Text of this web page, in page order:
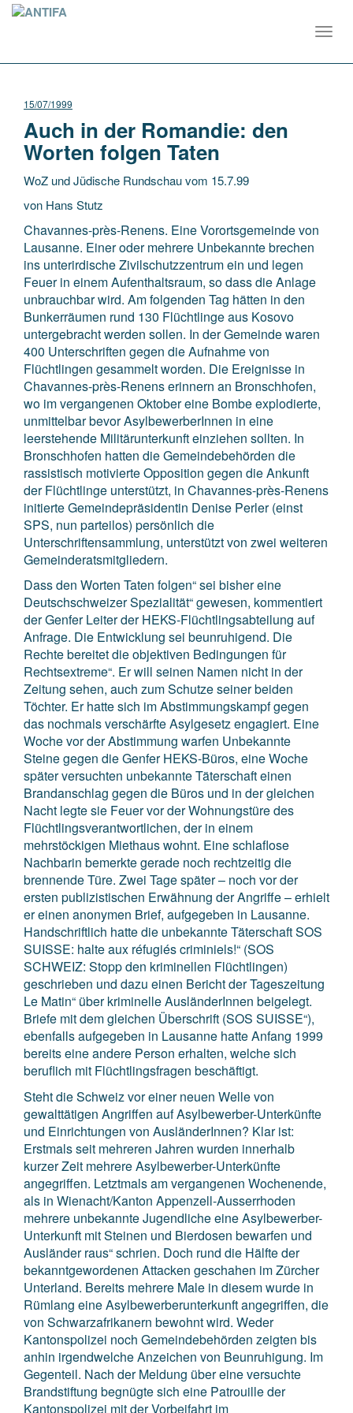
15/07/1999
Auch in der Romandie: den
Worten folgen Taten
WoZ und Jüdische Rundschau vom 15.7.99
von Hans Stutz
Chavannes-près-Renens. Eine Vorortsgemeinde von
Lausanne. Einer oder mehrere Unbekannte brechen
ins unterirdische Zivilschutzzentrum ein und legen
Feuer in einem Aufenthaltsraum, so dass die Anlage
unbrauchbar wird. Am folgenden Tag hätten in den
Bunkerräumen rund 130 Flüchtlinge aus Kosovo
untergebracht werden sollen. In der Gemeinde waren
400 Unterschriften gegen die Aufnahme von
Flüchtlingen gesammelt worden. Die Ereignisse in
Chavannes-près-Renens erinnern an Bronschhofen,
wo im vergangenen Oktober eine Bombe explodierte,
unmittelbar bevor AsylbewerberInnen in eine
leerstehende Militärunterkunft einziehen sollten. In
Bronschhofen hatten die Gemeindebehörden die
rassistisch motivierte Opposition gegen die Ankunft
der Flüchtlinge unterstützt, in Chavannes-près-Renens
initierte Gemeindepräsidentin Denise Perler (einst
SPS, nun parteilos) persönlich die
Unterschriftensammlung, unterstützt von zwei weiteren
Gemeinderatsmitgliedern.
Dass den Worten Taten folgen“ sei bisher eine
Deutschschweizer Spezialität“ gewesen, kommentiert
der Genfer Leiter der HEKS-Flüchtlingsabteilung auf
Anfrage. Die Entwicklung sei beunruhigend. Die
Rechte bereitet die objektiven Bedingungen für
Rechtsextreme“. Er will seinen Namen nicht in der
Zeitung sehen, auch zum Schutze seiner beiden
Töchter. Er hatte sich im Abstimmungskampf gegen
das nochmals verschärfte Asylgesetz engagiert. Eine
Woche vor der Abstimmung warfen Unbekannte
Steine gegen die Genfer HEKS-Büros, eine Woche
später versuchten unbekannte Täterschaft einen
Brandanschlag gegen die Büros und in der gleichen
Nacht legte sie Feuer vor der Wohnungstüre des
Flüchtlingsverantwortlichen, der in einem
mehrstöckigen Miethaus wohnt. Eine schlaflose
Nachbarin bemerkte gerade noch rechtzeitig die
brennende Türe. Zwei Tage später – noch vor der
ersten publizistischen Erwähnung der Angriffe – erhielt
er einen anonymen Brief, aufgegeben in Lausanne.
Handschriftlich hatte die unbekannte Täterschaft SOS
SUISSE: halte aux réfugiés criminiels!“ (SOS
SCHWEIZ: Stopp den kriminellen Flüchtlingen)
geschrieben und dazu einen Bericht der Tageszeitung
Le Matin“ über kriminelle AusländerInnen beigelegt.
Briefe mit dem gleichen Überschrift (SOS SUISSE“),
ebenfalls aufgegeben in Lausanne hatte Anfang 1999
bereits eine andere Person erhalten, welche sich
beruflich mit Flüchtlingsfragen beschäftigt.
Steht die Schweiz vor einer neuen Welle von
gewalttätigen Angriffen auf Asylbewerber-Unterkünfte
und Einrichtungen von AusländerInnen? Klar ist:
Erstmals seit mehreren Jahren wurden innerhalb
kurzer Zeit mehrere Asylbewerber-Unterkünfte
angegriffen. Letztmals am vergangenen Wochenende,
als in Wienacht/Kanton Appenzell-Ausserrhoden
mehrere unbekannte Jugendliche eine Asylbewerber-
Unterkunft mit Steinen und Bierdosen bewarfen und
Ausländer raus“ schrien. Doch rund die Hälfte der
bekanntgewordenen Attacken geschahen im Zürcher
Unterland. Bereits mehrere Male in diesem wurde in
Rümlang eine Asylbewerberunterkunft angegriffen, die
von Schwarzafrikanern bewohnt wird. Weder
Kantonspolizei noch Gemeindebehörden zeigten bis
anhin irgendwelche Anzeichen von Beunruhigung. Im
Gegenteil. Nach der Meldung über eine versuchte
Brandstiftung begnügte sich eine Patrouille der
Kantonspolizei mit der Vorbeifahrt im